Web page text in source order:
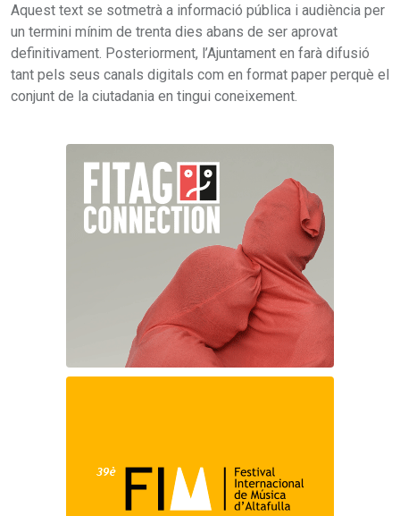
Aquest text se sotmetrà a informació pública i audiència per
un termini mínim de trenta dies abans de ser aprovat
definitivament. Posteriorment, l’Ajuntament en farà difusió
tant pels seus canals digitals com en format paper perquè el
conjunt de la ciutadania en tingui coneixement.